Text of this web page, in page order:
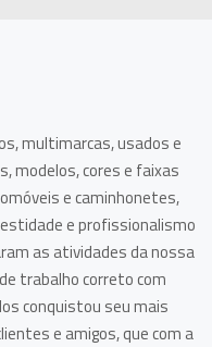
multimarcas, usados e
modelos, cores e faixas
e caminhonetes,
e profissionalismo
as atividades da nossa
trabalho correto com
conquistou seu mais
e amigos, que com a